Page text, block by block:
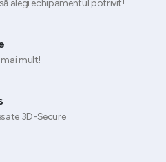
alegi echipamentul potrivit!
mult!
3D-Secure